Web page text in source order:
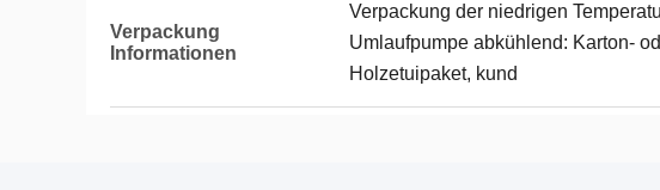
Verpackung
Informationen
Verpackung der niedrigen
Umlaufpumpe abkühlend: Karton-
Holzetuipaket, kund